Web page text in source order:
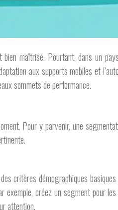
maîtrisé. Pourtant, dans un
aux supports mobiles et
sommets de performance.
Pour y parvenir, une
critères démographiques
exemple, créez un segment pour
attention.